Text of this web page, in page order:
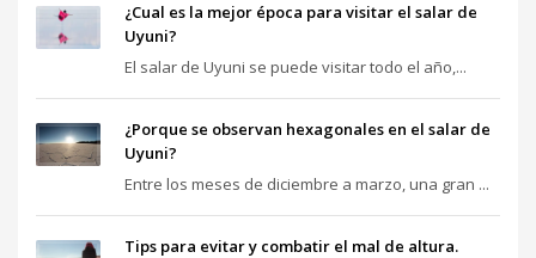
¿Cual es la mejor época para visitar el salar de
Uyuni?
El salar de Uyuni se puede visitar todo el año,...
¿Porque se observan hexagonales en el salar de
Uyuni?
Entre los meses de diciembre a marzo, una gran ...
Tips para evitar y combatir el mal de altura.